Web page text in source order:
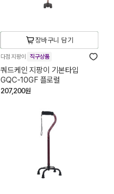
장바구니 담기
다점 지팡이 직구상품
쿼드케인 지팡이 기본타입
GQC-10GF 플로럴
207,200원